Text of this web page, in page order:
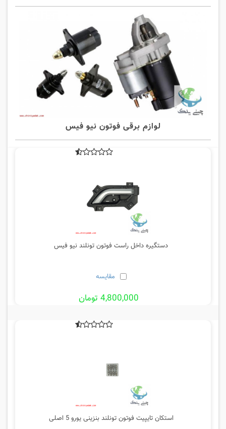
لوازم برقی فوتون نیو فیس
دستگیره داخل راست فوتون تونلند نیو فیس
مقایسه
4,800,000 تومان
استکان تایپیت فوتون تونلند بنزینی یورو 5 اصلی